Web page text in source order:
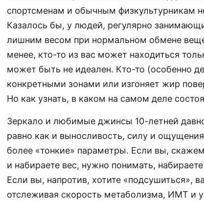
спортсменам и обычным физкультурникам
Казалось бы, у людей, регулярно
лишним весом при нормальном обмене
менее, кто-то из вас может находиться
может быть не идеален. Кто-то (особенно
конкретными зонами или изгоняет жир
Но как узнать, в каком на самом деле
Зеркало и любимые джинсы 10-летней
равно как и выносливость, силу и
более «тонкие» параметры. Если вы,
и набираете вес, нужно понимать,
Если вы, напротив, хотите «подсушиться»,
отслеживая скорость метаболизма, ИМТ и